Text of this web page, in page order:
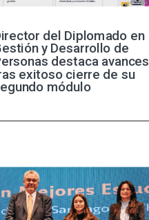
del Diplomado en
y Desarrollo de
destaca avances
exitoso cierre de su
módulo